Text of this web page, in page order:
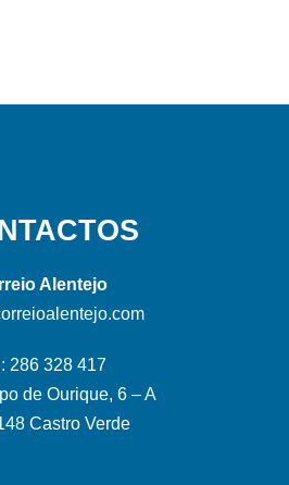
Alentejo
286 328 417
de Ourique, 6 – A
Castro Verde